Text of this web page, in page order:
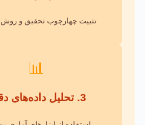
تثبیت چهارچوب تحقیق و
📊
3. تحلیل داده‌های دقیق